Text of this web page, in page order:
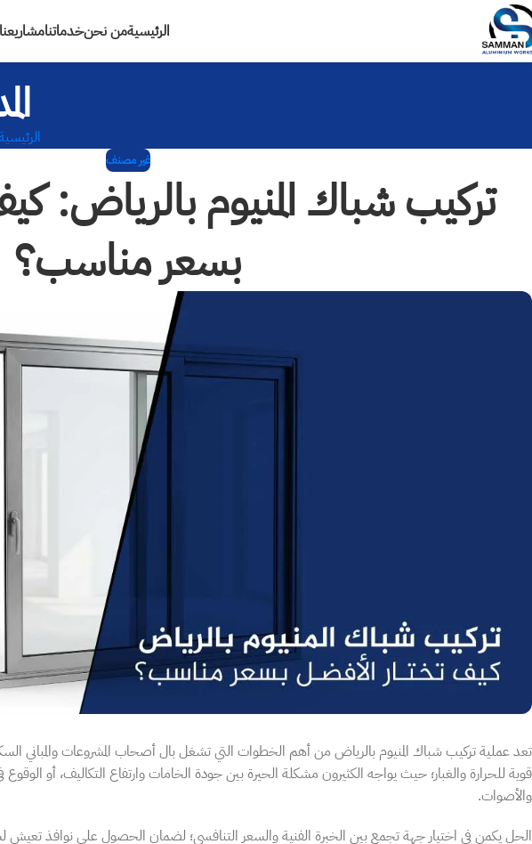
الرئيسيةمن نحنخدماتنامشاريعنا
غير مصنف
تركيب شباك المنيوم بالرياض:
بسعر مناسب؟
تعد عملية تركيب شباك المنيوم بالرياض من أهم الخطوات التي تشغل بال أصحاب المشروعات والمباني
قوية للحرارة والغبار؛ حيث يواجه الكثيرون مشكلة الحيرة بين جودة الخامات وارتفاع التكاليف، أو
والأصوات.
الحل يكمن في اختيار جهة تجمع بين الخبرة الفنية والسعر التنافسي؛ لضمان الحصول على نوافذ